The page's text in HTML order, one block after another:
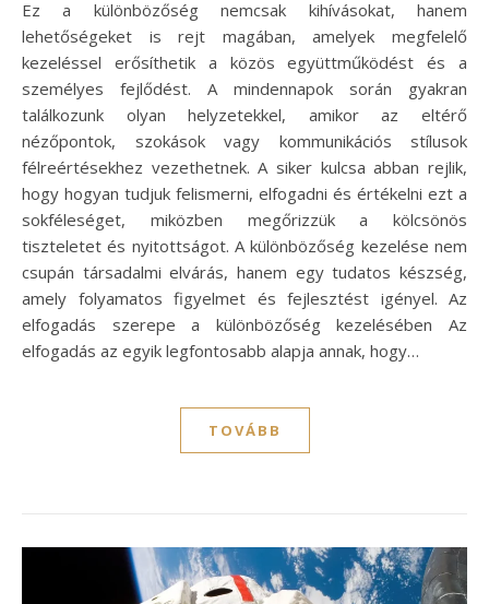
Ez a különbözőség nemcsak kihívásokat, hanem
lehetőségeket is rejt magában, amelyek megfelelő
kezeléssel erősíthetik a közös együttműködést és a
személyes fejlődést. A mindennapok során gyakran
találkozunk olyan helyzetekkel, amikor az eltérő
nézőpontok, szokások vagy kommunikációs stílusok
félreértésekhez vezethetnek. A siker kulcsa abban rejlik,
hogy hogyan tudjuk felismerni, elfogadni és értékelni ezt a
sokféleséget, miközben megőrizzük a kölcsönös
tiszteletet és nyitottságot. A különbözőség kezelése nem
csupán társadalmi elvárás, hanem egy tudatos készség,
amely folyamatos figyelmet és fejlesztést igényel. Az
elfogadás szerepe a különbözőség kezelésében Az
elfogadás az egyik legfontosabb alapja annak, hogy…
TOVÁBB